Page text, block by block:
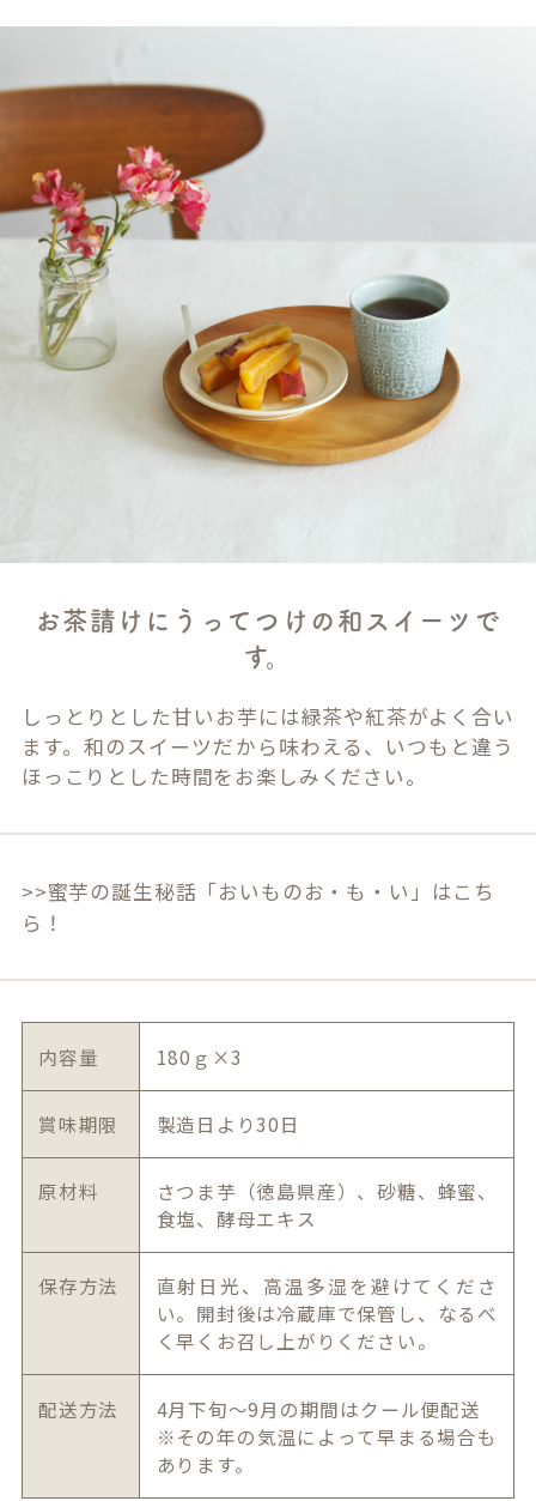
お茶請けにうってつけの和スイーツで
す。
しっとりとした甘いお芋には緑茶や紅茶がよく合い
ます。和のスイーツだから味わえる、いつもと違う
ほっこりとした時間をお楽しみください。
>>蜜芋の誕生秘話「おいものお・も・い」はこち
ら！
内容量 180ｇ×3
賞味期限 製造日より30日
原材料
さつま芋（徳島県産）、砂糖、蜂蜜、
食塩、酵母エキス
保存方法
直射日光、高温多湿を避けてくださ
い。開封後は冷蔵庫で保管し、なるべ
く早くお召し上がりください。
配送方法
4月下旬～9月の期間はクール便配送
※その年の気温によって早まる場合も
あります。